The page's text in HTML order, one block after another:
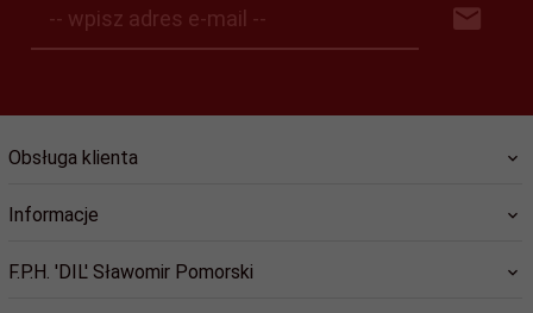
-- wpisz adres e-mail --
Obsługa klienta
Informacje
F.P.H. 'DIL' Sławomir Pomorski